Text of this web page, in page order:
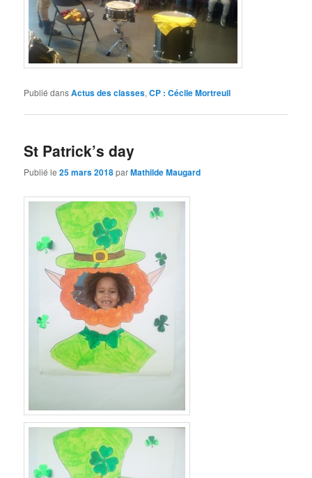
Publié dansActus des classes,CP : Cécile Mortreuil
St Patrick’s day
Publié le25 mars 2018parMathilde Maugard